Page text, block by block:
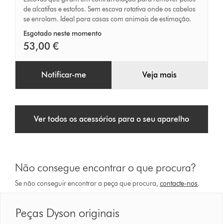
Turbine
de alcatifas e estofos. Sem escova rotativa onde os cabelos
se enrolam. Ideal para casas com animais de estimação.
Esgotado neste momento
53,00 €
Notificar-me Veja mais
Ver todos os acessórios para o seu aparelho
Não consegue encontrar o que procura?
Se não conseguir encontrar a peça que procura,contacte-nos.
Peças Dyson originais